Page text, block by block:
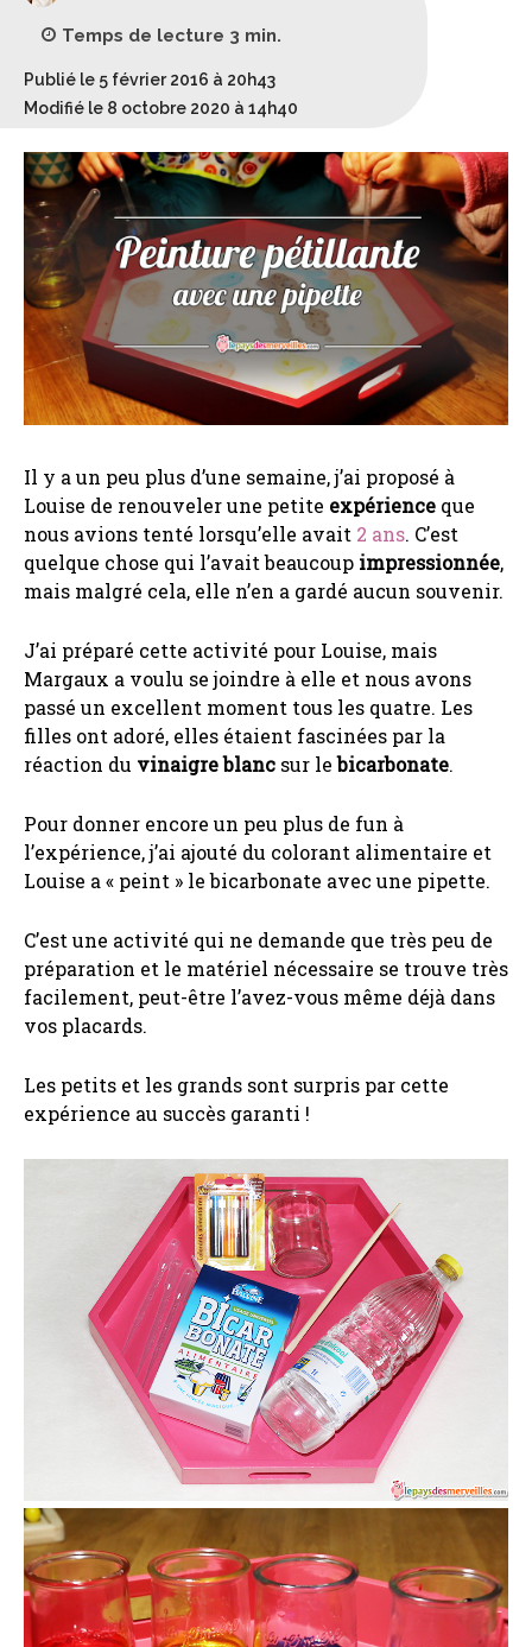
Temps de lecture 3 min.
Publié le 5 février 2016 à 20h43
Modifié le 8 octobre 2020 à 14h40
Il y a un peu plus d’une semaine, j’ai proposé à
Louise de renouveler une petite expérience que
nous avions tenté lorsqu’elle avait 2 ans. C’est
quelque chose qui l’avait beaucoup impressionnée,
mais malgré cela, elle n’en a gardé aucun souvenir.
J’ai préparé cette activité pour Louise, mais
Margaux a voulu se joindre à elle et nous avons
passé un excellent moment tous les quatre. Les
filles ont adoré, elles étaient fascinées par la
réaction du vinaigre blanc sur lebicarbonate.
Pour donner encore un peu plus de fun à
l’expérience, j’ai ajouté du colorant alimentaire et
Louise a « peint » le bicarbonate avec une pipette.
C’est une activité qui ne demande que très peu de
préparation et le matériel nécessaire se trouve très
facilement, peut-être l’avez-vous même déjà dans
vos placards.
Les petits et les grands sont surpris par cette
expérience au succès garanti !